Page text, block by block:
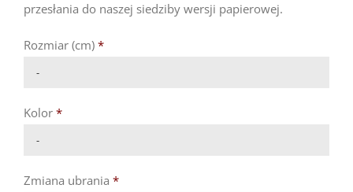
przesłania do naszej siedziby wersji papierowej.
Rozmiar (cm) *
Kolor *
Zmiana ubrania *